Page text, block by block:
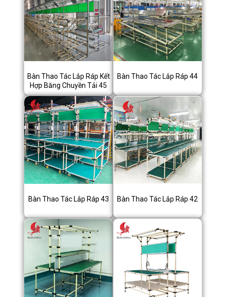
Bàn Thao Tác Lắp Ráp Kết
Hợp Băng Chuyền Tải 45
Bàn Thao Tác Lắp Ráp 44
Bàn Thao Tác Lắp Ráp 43 Bàn Thao Tác Lắp Ráp 42